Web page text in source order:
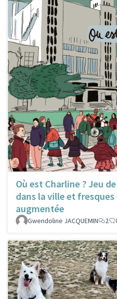
Où est Charline ? Jeu
dans la ville et
augmentée
Gwendoline JACQUEMIN 2